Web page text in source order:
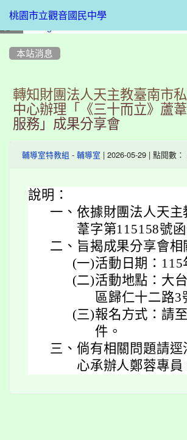
桃園市立觀音國民中學
本站消息
轉知財團法人天主教臺南市
中心辦理「《三十而立》蘆
服務」成果分享會
輔導室特教組 - 輔導室 | 2026-05-29 | 點閱數：
說明：
一、 依據財團法人天
葦字第115158號函
二、 旨揭成果分享會相
(一)活動日期：
(二)活動地點：大
區歸仁十二路3
(三)報名方式：請
件。
三、 倘有相關問題請
心承辦人鄭蓉專